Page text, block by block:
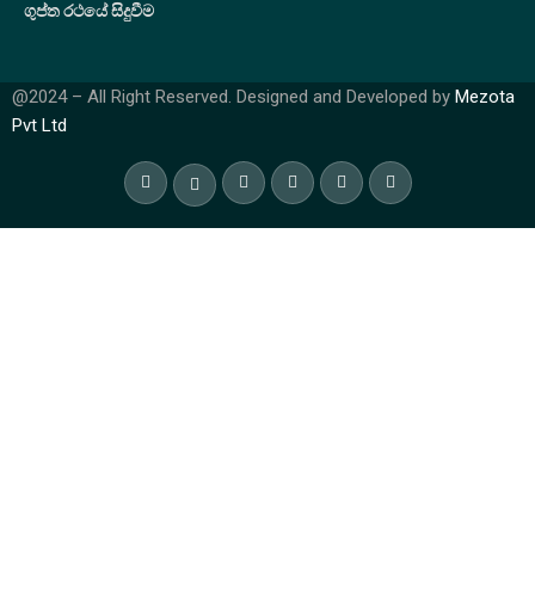
ගුප්ත රථයේ සිදුවීම
@2024 – All Right Reserved. Designed and Developed by Mezota
Pvt Ltd